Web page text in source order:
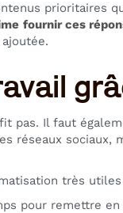
prioritaires
fournir ces
pas. Il faut
réseaux sociaux,
très
pour remettre